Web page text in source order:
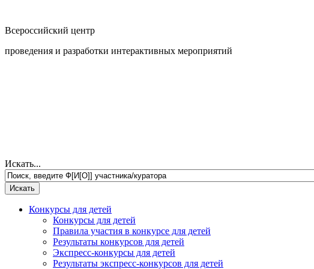
Всероссийский центр
проведения и разработки интерактивных мероприятий
Искать...
Конкурсы для детей
Конкурсы для детей
Правила участия в конкурсе для детей
Результаты конкурсов для детей
Экспресс-конкурсы для детей
Результаты экспресс-конкурсов для детей